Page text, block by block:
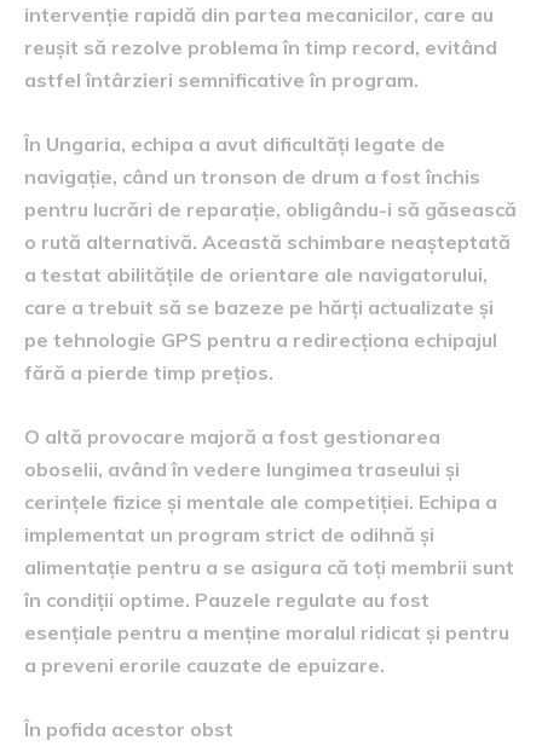
intervenție rapidă din partea mecanicilor, care au
reușit să rezolve problema în timp record, evitând
astfel întârzieri semnificative în program.
În Ungaria, echipa a avut dificultăți legate de
navigație, când un tronson de drum a fost închis
pentru lucrări de reparație, obligându-i să găsească
o rută alternativă. Această schimbare neașteptată
a testat abilitățile de orientare ale navigatorului,
care a trebuit să se bazeze pe hărți actualizate și
pe tehnologie GPS pentru a redirecționa echipajul
fără a pierde timp prețios.
O altă provocare majoră a fost gestionarea
oboselii, având în vedere lungimea traseului și
cerințele fizice și mentale ale competiției. Echipa a
implementat un program strict de odihnă și
alimentație pentru a se asigura că toți membrii sunt
în condiții optime. Pauzele regulate au fost
esențiale pentru a menține moralul ridicat și pentru
a preveni erorile cauzate de epuizare.
În pofida acestor obst